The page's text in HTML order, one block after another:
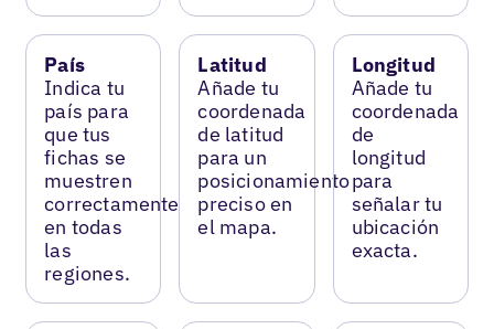
País
Indica tu
país para
que tus
fichas se
muestren
correctamente
en todas
las
regiones.
Latitud
Añade tu
coordenada
de latitud
para un
posicionamiento
preciso en
el mapa.
Longitud
Añade tu
coordenada
de
longitud
para
señalar tu
ubicación
exacta.